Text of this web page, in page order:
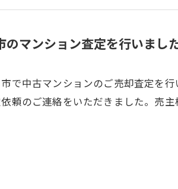
マンション査定を行いました
で中古マンションのご売却査定を
頼のご連絡をいただきました。売